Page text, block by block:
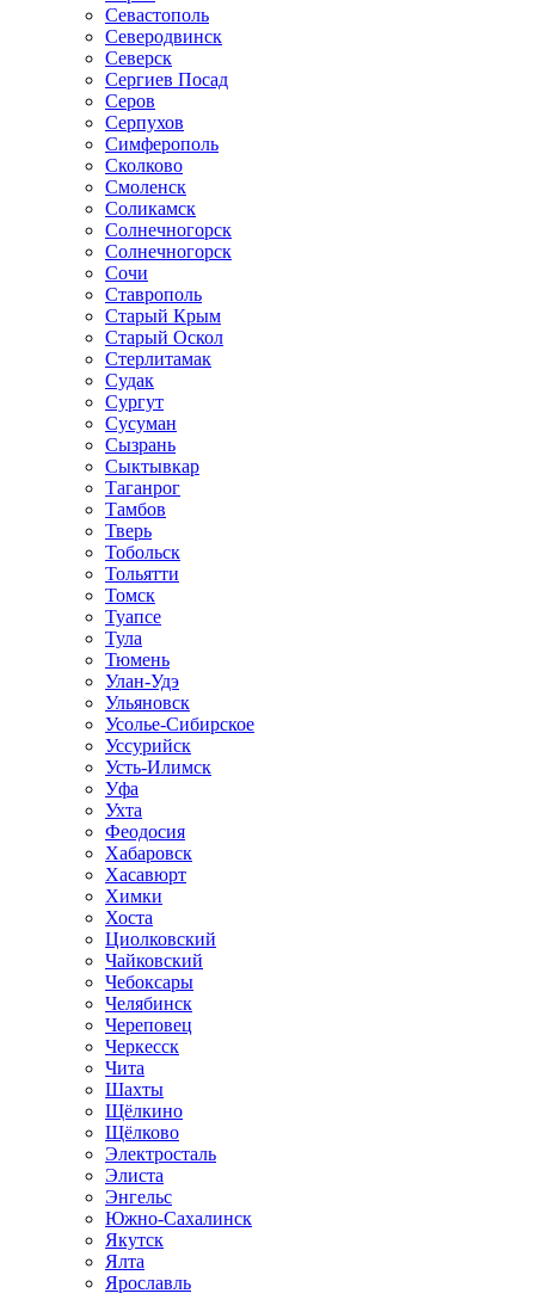
Севастополь
Северодвинск
Северск
Сергиев Посад
Серов
Серпухов
Симферополь
Сколково
Смоленск
Соликамск
Солнечногорск
Солнечногорск
Сочи
Ставрополь
Старый Крым
Старый Оскол
Стерлитамак
Судак
Сургут
Сусуман
Сызрань
Сыктывкар
Таганрог
Тамбов
Тверь
Тобольск
Тольятти
Томск
Туапсе
Тула
Тюмень
Улан-Удэ
Ульяновск
Усолье-Сибирское
Уссурийск
Усть-Илимск
Уфа
Ухта
Феодосия
Хабаровск
Хасавюрт
Химки
Хоста
Циолковский
Чайковский
Чебоксары
Челябинск
Череповец
Черкесск
Чита
Шахты
Щёлкино
Щёлково
Электросталь
Элиста
Энгельс
Южно-Сахалинск
Якутск
Ялта
Ярославль